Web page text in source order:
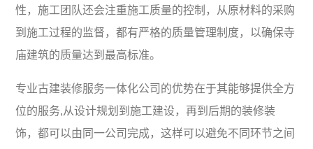
性，施工团队还会注重施工质量的控制，从原材料的采购
到施工过程的监督，都有严格的质量管理制度，以确保寺
庙建筑的质量达到最高标准。
专业古建装修服务一体化公司的优势在于其能够提供全方
位的服务,从设计规划到施工建设，再到后期的装修装
饰，都可以由同一公司完成，这样可以避免不同环节之间